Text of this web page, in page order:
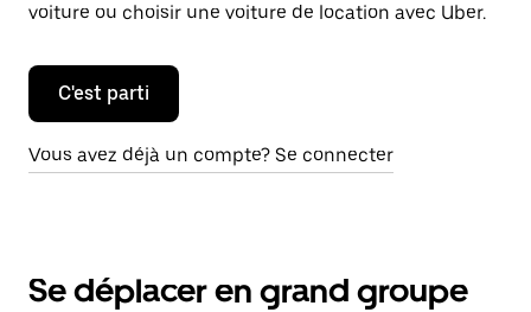
voiture ou choisir une voiture de location avec Uber.
C'est parti
Vous avez déjà un compte? Se connecter
Se déplacer en grand groupe